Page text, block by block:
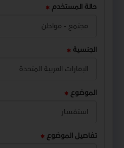
حالة المستخدم
الجنسية
الموضوع
تفاصيل الموضوع